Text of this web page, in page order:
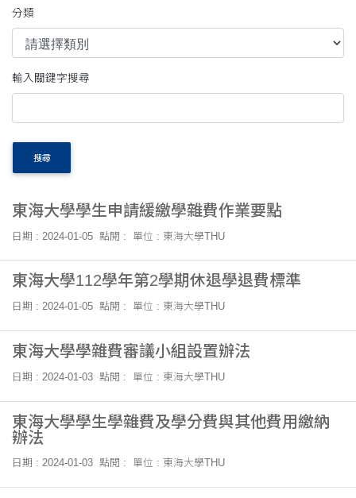
分類
輸入關鍵字搜尋
搜尋
東海大學學生申請緩繳學雜費作業要點
日期 : 2024-01-05 點閱 : 單位 : 東海大學THU
東海大學112學年第2學期休退學退費標準
日期 : 2024-01-05 點閱 : 單位 : 東海大學THU
東海大學學雜費審議小組設置辦法
日期 : 2024-01-03 點閱 : 單位 : 東海大學THU
東海大學學生學雜費及學分費與其他費用繳納
辦法
日期 : 2024-01-03 點閱 : 單位 : 東海大學THU